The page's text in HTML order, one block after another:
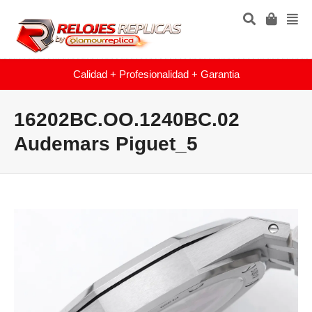
Calidad + Profesionalidad + Garantia
16202BC.OO.1240BC.02
Audemars Piguet_5